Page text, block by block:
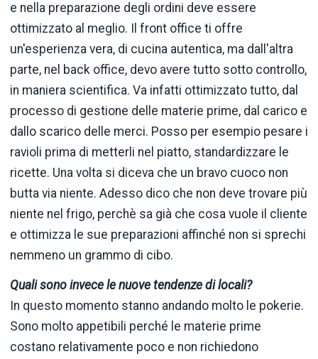
e nella preparazione degli ordini deve essere
ottimizzato al meglio. Il front office ti offre
un'esperienza vera, di cucina autentica, ma dall'altra
parte, nel back office, devo avere tutto sotto controllo,
in maniera scientifica. Va infatti ottimizzato tutto, dal
processo di gestione delle materie prime, dal carico e
dallo scarico delle merci. Posso per esempio pesare i
ravioli prima di metterli nel piatto, standardizzare le
ricette. Una volta si diceva che un bravo cuoco non
butta via niente. Adesso dico che non deve trovare più
niente nel frigo, perchè sa già che cosa vuole il cliente
e ottimizza le sue preparazioni affinché non si sprechi
nemmeno un grammo di cibo.
Quali sono invece le nuove tendenze di locali?
In questo momento stanno andando molto le pokerie.
Sono molto appetibili perché le materie prime
costano relativamente poco e non richiedono